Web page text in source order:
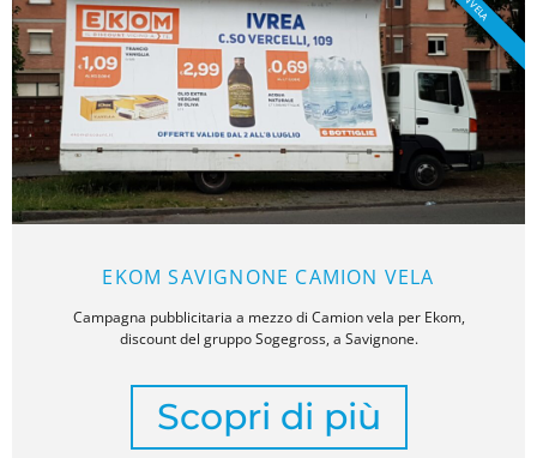
EKOM SAVIGNONE CAMION VELA
Campagna pubblicitaria a mezzo di Camion vela per Ekom,
discount del gruppo Sogegross, a Savignone.
Scopri di più